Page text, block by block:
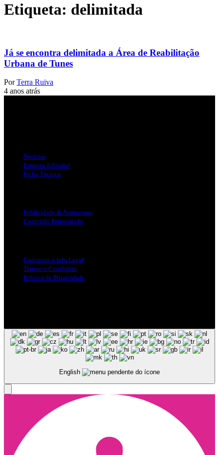
Etiqueta: delimitada
Já se encontra delimitada a Área de Reabilitação
Urbana de Tunes
Por Terra Ruiva
4 anos atrás
Notícias
Estatuto Editorial
Ficha Técnica
Publicidade & Assinaturas
Conteúdo Patrocinado
Contactos e Info Legal
Termos e Condições
Politica de Privacidade
English